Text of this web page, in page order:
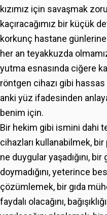
kızımız için savaşmak
kaçıracağımız bir küçük
korkunç hastane
her an teyakkuzda
yutma esnasında ciğere
röntgen cihazı gibi
anki yüz ifadesinden
benim için.
Bir hekim gibi ismini dahi
cihazları kullanabilmek,
ne duygular yaşadığını,
doymadığını, yeterince
çözümlemek, bir gıda
faydalı olacağını,